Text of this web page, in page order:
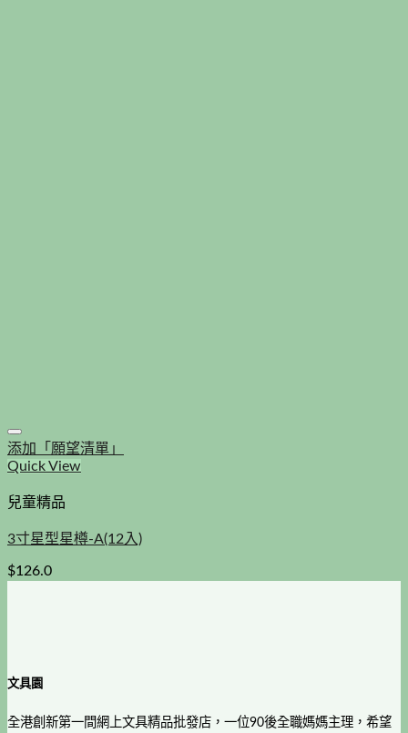
添加「願望清單」
Quick View
兒童精品
3寸星型星樽-A(12入)
$126.0
文具園
全港創新第一間網上文具精品批發店，一位90後全職媽媽主理，希望